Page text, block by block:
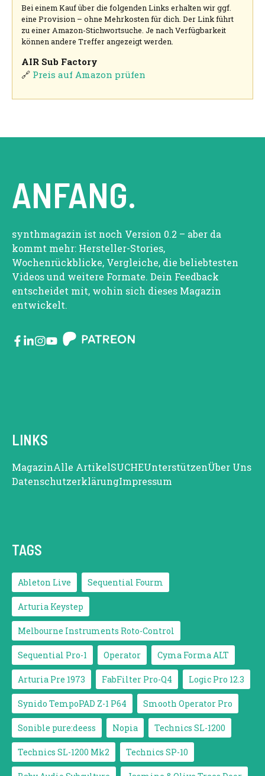
Bei einem Kauf über die folgenden Links erhalten wir ggf.
eine Provision – ohne Mehrkosten für dich. Der Link führt
zu einer Amazon-Stichwortsuche. Je nach Verfügbarkeit
können andere Treffer angezeigt werden.
AIR Sub Factory
🔗 Preis auf Amazon prüfen
ANFANG.
synthmagazin ist noch Version 0.2 – aber da
kommt mehr: Hersteller-Stories,
Wochenrückblicke, Vergleiche, die beliebtesten
Videos und weitere Formate. Dein Feedback
entscheidet mit, wohin sich dieses Magazin
entwickelt.
LINKS
MagazinAlle ArtikelSUCHEUnterstützenÜber Uns
DatenschutzerklärungImpressum
TAGS
Ableton Live Sequential Fourm
Arturia Keystep
Melbourne Instruments Roto-Control
Sequential Pro-1 Operator Cyma Forma ALT
Arturia Pre 1973 FabFilter Pro-Q4 Logic Pro 12.3
Synido TempoPAD Z-1 P64 Smooth Operator Pro
Sonible pure:deess Nopia Technics SL-1200
Technics SL-1200 Mk2 Technics SP-10